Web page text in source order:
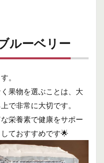
ルーベリー
。
果物を選ぶことは、大
で非常に大切です。
栄養素で健康をサポー
ておすすめです🌟